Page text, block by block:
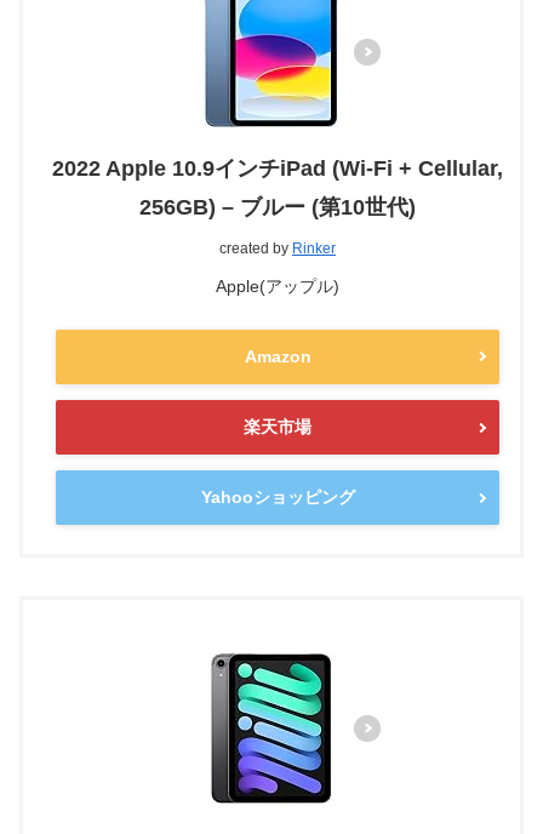
2022 Apple 10.9インチiPad (Wi-Fi + Cellular,
256GB) – ブルー (第10世代)
created by Rinker
Apple(アップル)
Amazon
楽天市場
Yahooショッピング